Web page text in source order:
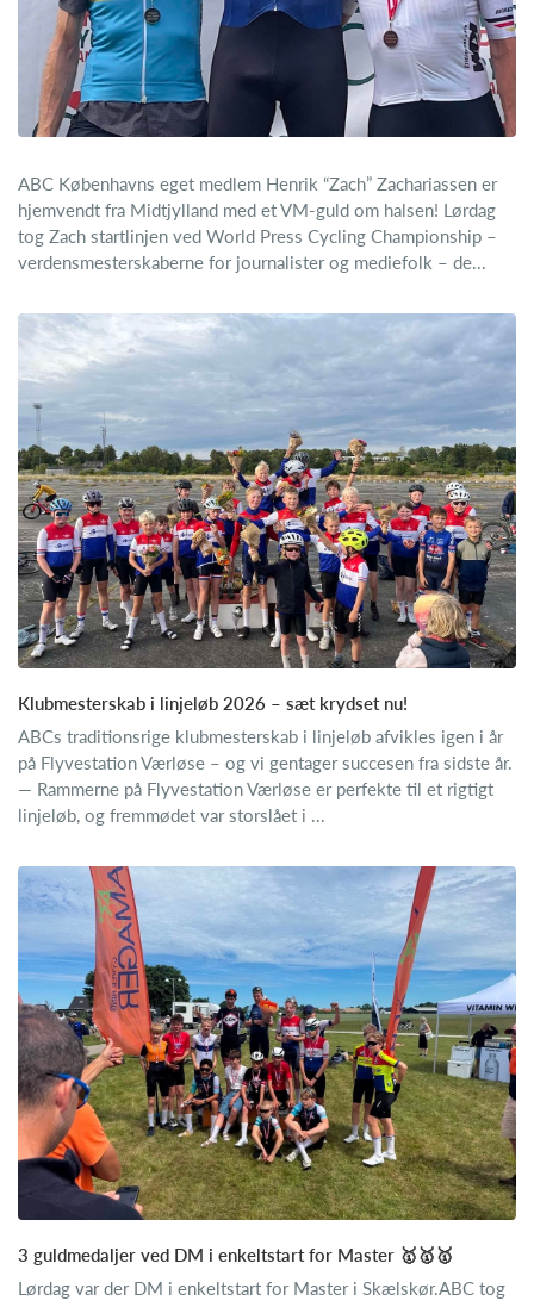
ABC Københavns eget medlem Henrik “Zach” Zachariassen er
hjemvendt fra Midtjylland med et VM-guld om halsen! Lørdag
tog Zach startlinjen ved World Press Cycling Championship –
verdensmesterskaberne for journalister og mediefolk – de...
Klubmesterskab i linjeløb 2026 – sæt krydset nu!
ABCs traditionsrige klubmesterskab i linjeløb afvikles igen i år
på Flyvestation Værløse – og vi gentager succesen fra sidste år.
— Rammerne på Flyvestation Værløse er perfekte til et rigtigt
linjeløb, og fremmødet var storslået i ...
3 guldmedaljer ved DM i enkeltstart for Master 🥇🥇🥇
Lørdag var der DM i enkeltstart for Master i Skælskør.ABC tog